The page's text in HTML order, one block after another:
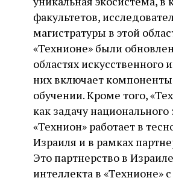
факультетов,
магистратуры в этой
«Технионе» были
областях искусственного
них включает
обучении. Кроме того,
как задачу
«Технион» работает в
Израиля и в рамках
Это партнерство в
интеллекта в «Технионе»